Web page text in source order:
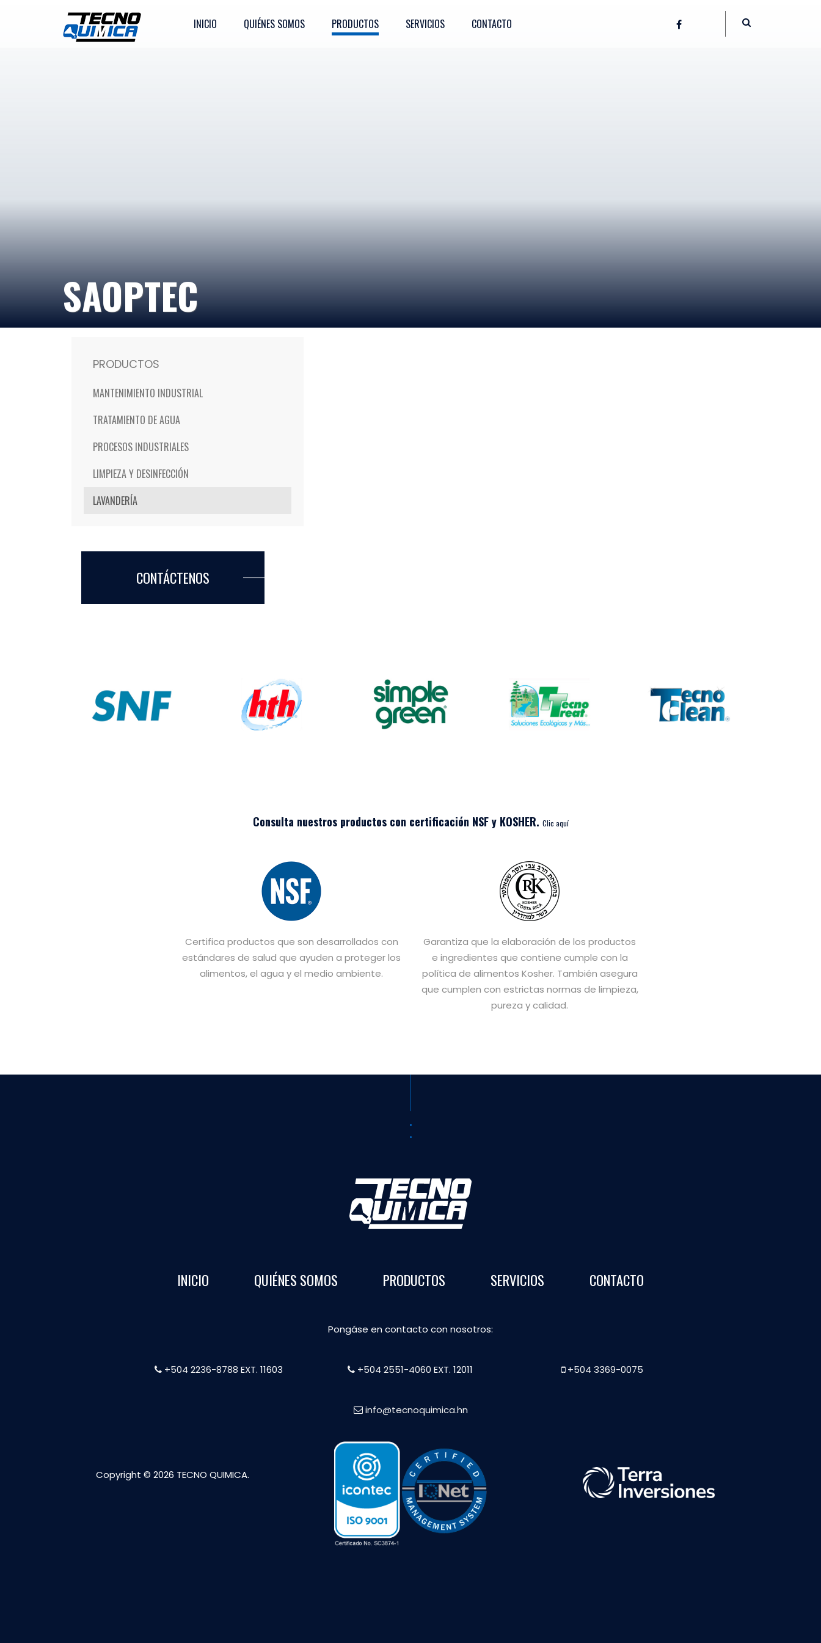
INICIO QUIÉNES SOMOS PRODUCTOS SERVICIOS CONTACTO
SAOPTEC
PRODUCTOS
MANTENIMIENTO INDUSTRIAL
TRATAMIENTO DE AGUA
PROCESOS INDUSTRIALES
LIMPIEZA Y DESINFECCIÓN
LAVANDERÍA
CONTÁCTENOS
Consulta nuestros productos con certificación NSF y KOSHER. Clic aquí
Certifica productos que son desarrollados con
estándares de salud que ayuden a proteger los
alimentos, el agua y el medio ambiente.
Garantiza que la elaboración de los productos
e ingredientes que contiene cumple con la
política de alimentos Kosher. También asegura
que cumplen con estrictas normas de limpieza,
pureza y calidad.
INICIO QUIÉNES SOMOS PRODUCTOS SERVICIOS CONTACTO
Pongáse en contacto con nosotros:
+504 2236-8788 EXT. 11603 +504 2551-4060 EXT. 12011 +504 3369-0075
info@tecnoquimica.hn
Copyright © 2026 TECNO QUIMICA.